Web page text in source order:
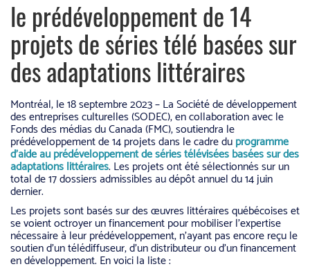
le prédéveloppement de 14
projets de séries télé basées sur
des adaptations littéraires
Montréal, le 18 septembre 2023 – La Société de développement
des entreprises culturelles (SODEC), en collaboration avec le
Fonds des médias du Canada (FMC), soutiendra le
prédéveloppement de 14 projets dans le cadre duprogramme
d’aide au prédéveloppement de séries télévisées basées sur des
adaptations littéraires. Les projets ont été sélectionnés sur un
total de 17 dossiers admissibles au dépôt annuel du 14 juin
dernier.
Les projets sont basés sur des œuvres littéraires québécoises et
se voient octroyer un financement pour mobiliser l’expertise
nécessaire à leur prédéveloppement, n’ayant pas encore reçu le
soutien d’un télédiffuseur, d’un distributeur ou d’un financement
en développement. En voici la liste :